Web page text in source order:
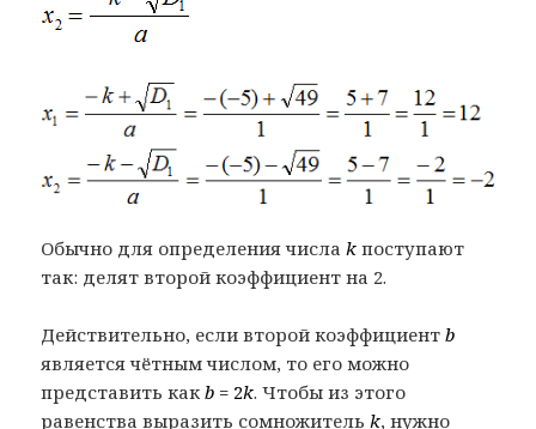
Обычно для определения числаk поступают
так: делят второй коэффициент на 2.
Действительно, если второй коэффициентb
является чётным числом, то его можно
представить какb = 2k. Чтобы из этого
равенства выразить сомножительk, нужно